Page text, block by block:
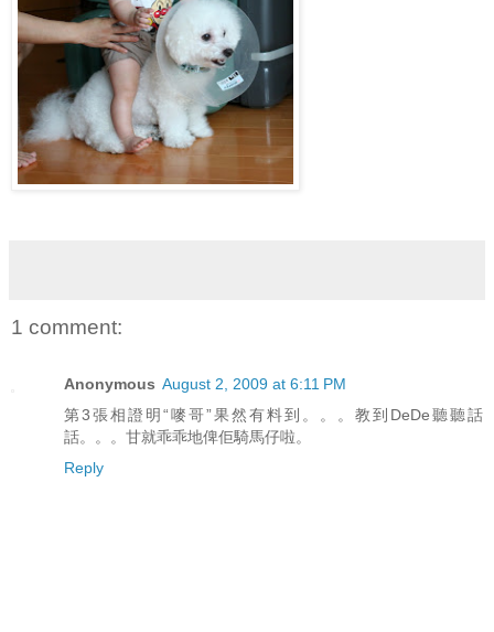
1 comment:
Anonymous August 2, 2009 at 6:11 PM
第3張相證明“嘜哥”果然有料到。。。教到DeDe聽聽話
話。。。甘就乖乖地俾佢騎馬仔啦。
Reply